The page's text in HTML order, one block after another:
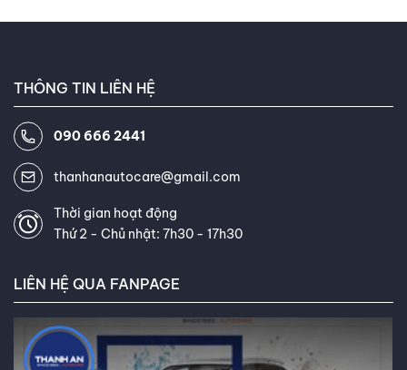
THÔNG TIN LIÊN HỆ
090 666 2441
thanhanautocare@gmail.com
Thời gian hoạt động
Thứ 2 - Chủ nhật: 7h30 - 17h30
LIÊN HỆ QUA FANPAGE